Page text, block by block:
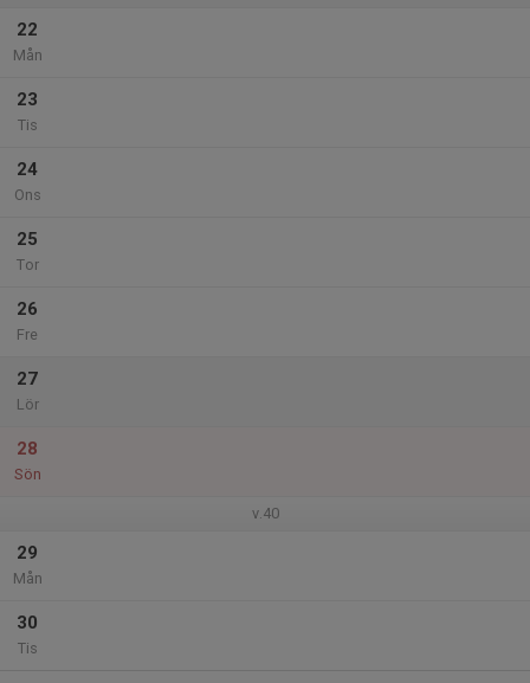
22
Mån
23
Tis
24
Ons
25
Tor
26
Fre
27
Lör
28
Sön
v.40
29
Mån
30
Tis